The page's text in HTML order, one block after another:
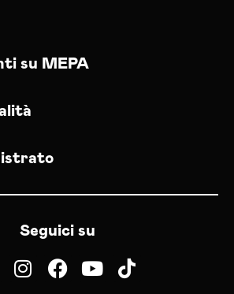
su MEPA
Seguici su